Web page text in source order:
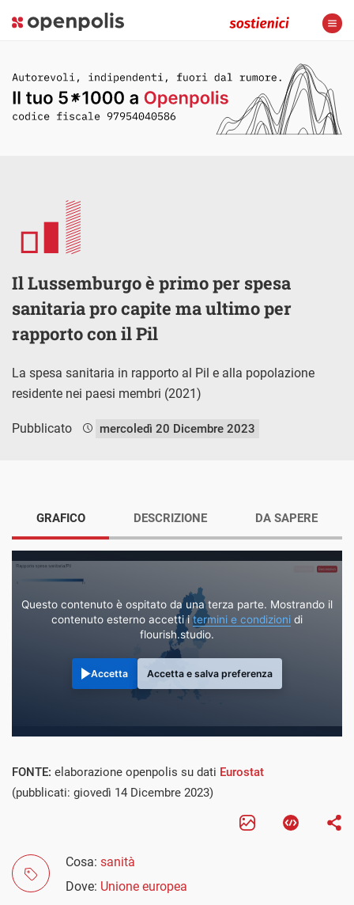
Il Lussemburgo è primo per spesa
sanitaria pro capite ma ultimo per
rapporto con il Pil
La spesa sanitaria in rapporto al Pil e alla popolazione
residente nei paesi membri (2021)
Pubblicato mercoledì 20 Dicembre 2023
GRAFICO
Questo contenuto è ospitato da una terza parte. Mostrando il
contenuto esterno accetti itermini e condizioni di
flourish.studio.
Accetta Accetta e salva preferenza
DESCRIZIONE DA SAPERE
FONTE: elaborazione openpolis su dati Eurostat
(pubblicati: giovedì 14 Dicembre 2023)
Cosa: sanità
Dove: Unione europea